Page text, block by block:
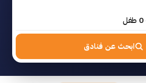
ابحث عن فنادق